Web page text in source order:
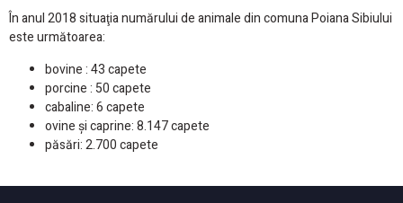
În anul 2018 situaţia numărului de animale din comuna Poiana Sibiului
este următoarea:
bovine : 43 capete
porcine : 50 capete
cabaline: 6 capete
ovine şi caprine: 8.147 capete
păsări: 2.700 capete